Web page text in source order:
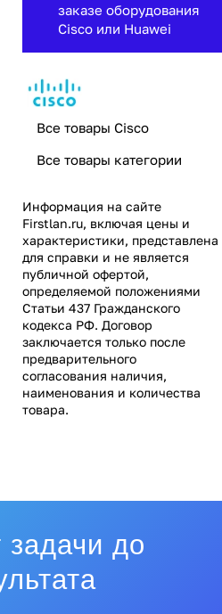
заказе оборудования
Cisco или Huawei
Все товары Cisco
Все товары категории
Информация на сайте
Firstlan.ru, включая цены и
характеристики, представлена
для справки и не является
публичной офертой,
определяемой положениями
Статьи 437 Гражданского
кодекса РФ. Договор
заключается только после
предварительного
согласования наличия,
наименования и количества
товара.
задачи до